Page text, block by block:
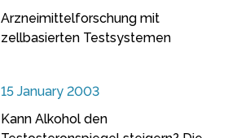
Arzneimittelforschung mit
zellbasierten Testsystemen
15 January 2003
Kann Alkohol den